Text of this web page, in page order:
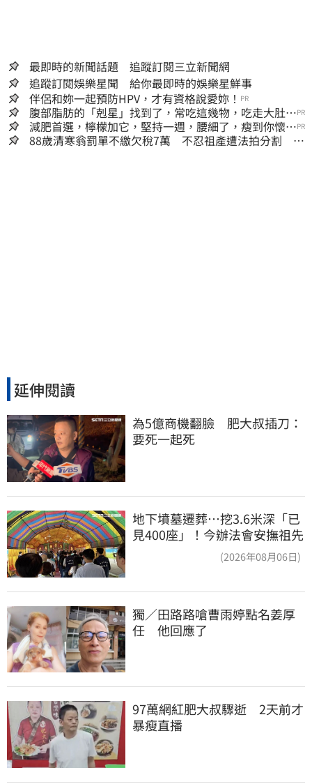
最即時的新聞話題 追蹤訂閱三立新聞網
追蹤訂閱娛樂星聞 給你最即時的娛樂星鮮事
伴侶和妳一起預防HPV，才有資格說愛妳！ PR
腹部脂肪的「剋星」找到了，常吃這幾物，吃走大肚
囊，瘦出小蠻腰
PR
減肥首選，檸檬加它，堅持一週，腰細了，瘦到你懷疑
人生
PR
88歲清寒翁罰單不繳欠稅7萬 不忍祖產遭法拍分割 家
延伸閱讀
為5億商機翻臉　肥大叔插刀：
要死一起死
地下墳墓遷葬…挖3.6米深「已
見400座」！今辦法會安撫祖先
(2026年08月06日)
獨／田路路嗆曹雨婷點名姜厚
任　他回應了
97萬網紅肥大叔驟逝　2天前才
暴瘦直播